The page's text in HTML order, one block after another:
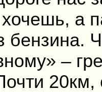
а
бензина.
–
20км,